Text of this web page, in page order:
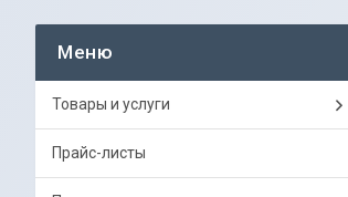
Товары и услуги
Прайс-листы